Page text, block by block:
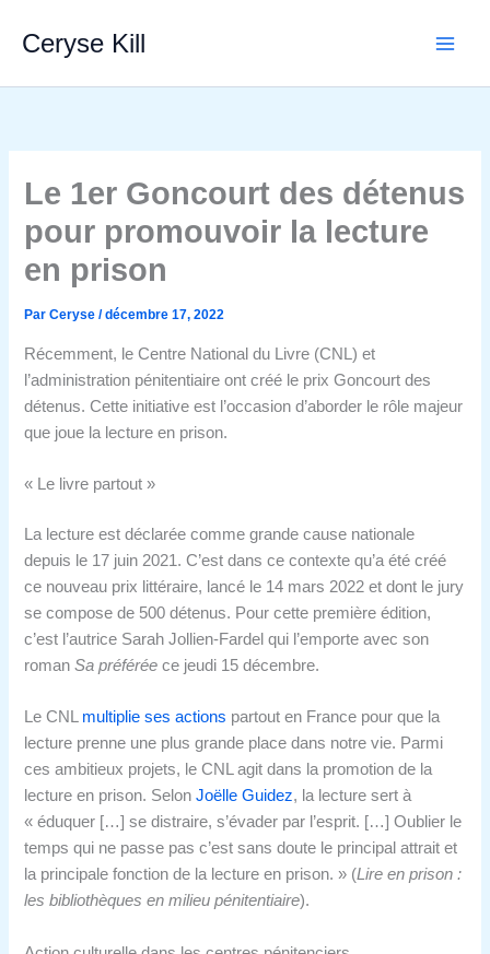
Ceryse Kill
Le 1er Goncourt des détenus
pour promouvoir la lecture
en prison
ParCeryse/décembre 17, 2022
Récemment, le Centre National du Livre (CNL) et
l’administration pénitentiaire ont créé le prix Goncourt des
détenus. Cette initiative est l’occasion d’aborder le rôle majeur
que joue la lecture en prison.
« Le livre partout »
La lecture est déclarée comme grande cause nationale
depuis le 17 juin 2021. C’est dans ce contexte qu’a été créé
ce nouveau prix littéraire, lancé le 14 mars 2022 et dont le jury
se compose de 500 détenus. Pour cette première édition,
c’est l’autrice Sarah Jollien-Fardel qui l’emporte avec son
romanSa préférée ce jeudi 15 décembre.
Le CNL multiplie ses actions partout en France pour que la
lecture prenne une plus grande place dans notre vie. Parmi
ces ambitieux projets, le CNL agit dans la promotion de la
lecture en prison. SelonJoëlle Guidez, la lecture sert à
« éduquer […] se distraire, s’évader par l’esprit. […] Oublier le
temps qui ne passe pas c’est sans doute le principal attrait et
la principale fonction de la lecture en prison. » (Lire en prison :
les bibliothèques en milieu pénitentiaire).